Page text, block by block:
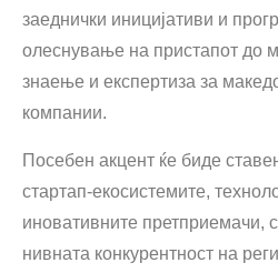
заеднички иницијативи и
олеснување на пристапот до
знаење и експертиза за
компании.
Посебен акцент ќе биде
стартап-екосистемите,
иновативните претприемачи,
нивната конкурентност на